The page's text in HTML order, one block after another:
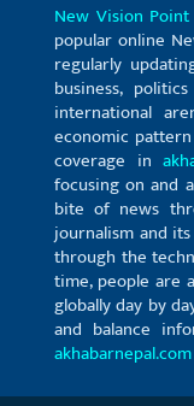
New Vision Point
popular online
regularly
business,
international
economic
coverage in
focusing on and
bite of news
journalism and
through the
time, people are
globally day by
and balance
akhabarnepal.com